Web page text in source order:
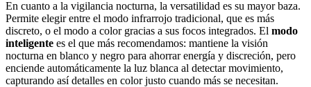
En cuanto a la vigilancia nocturna, la versatilidad es su mayor baza.
Permite elegir entre el modo infrarrojo tradicional, que es más
discreto, o el modo a color gracias a sus focos integrados. El modo
inteligente es el que más recomendamos: mantiene la visión
nocturna en blanco y negro para ahorrar energía y discreción, pero
enciende automáticamente la luz blanca al detectar movimiento,
capturando así detalles en color justo cuando más se necesitan.